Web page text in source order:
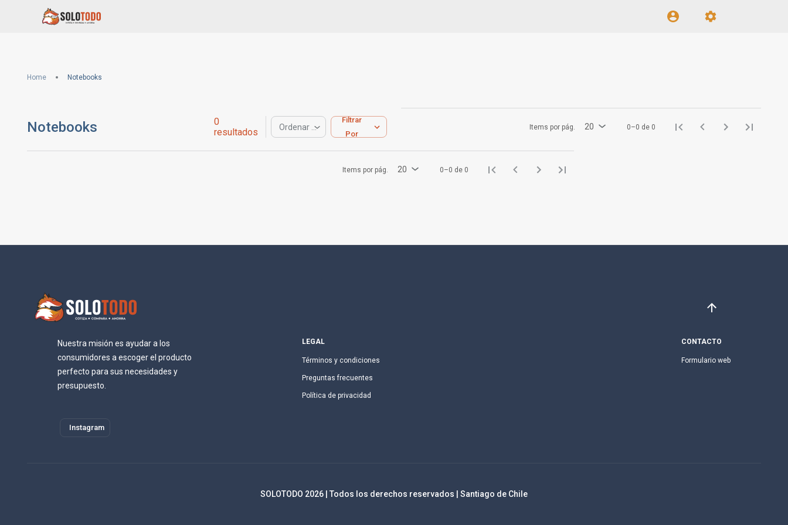
Home Notebooks
Notebooks
0
resultados
Ordenar por
Filtrar
Por
Items por pág. 20 0–0 de 0
Items por pág. 20 0–0 de 0
Nuestra misión es ayudar a los
consumidores a escoger el producto
perfecto para sus necesidades y
presupuesto.
Instagram
LEGAL
Términos y condiciones
Preguntas frecuentes
Política de privacidad
CONTACTO
Formulario web
SOLOTODO 2026 | Todos los derechos reservados | Santiago de Chile